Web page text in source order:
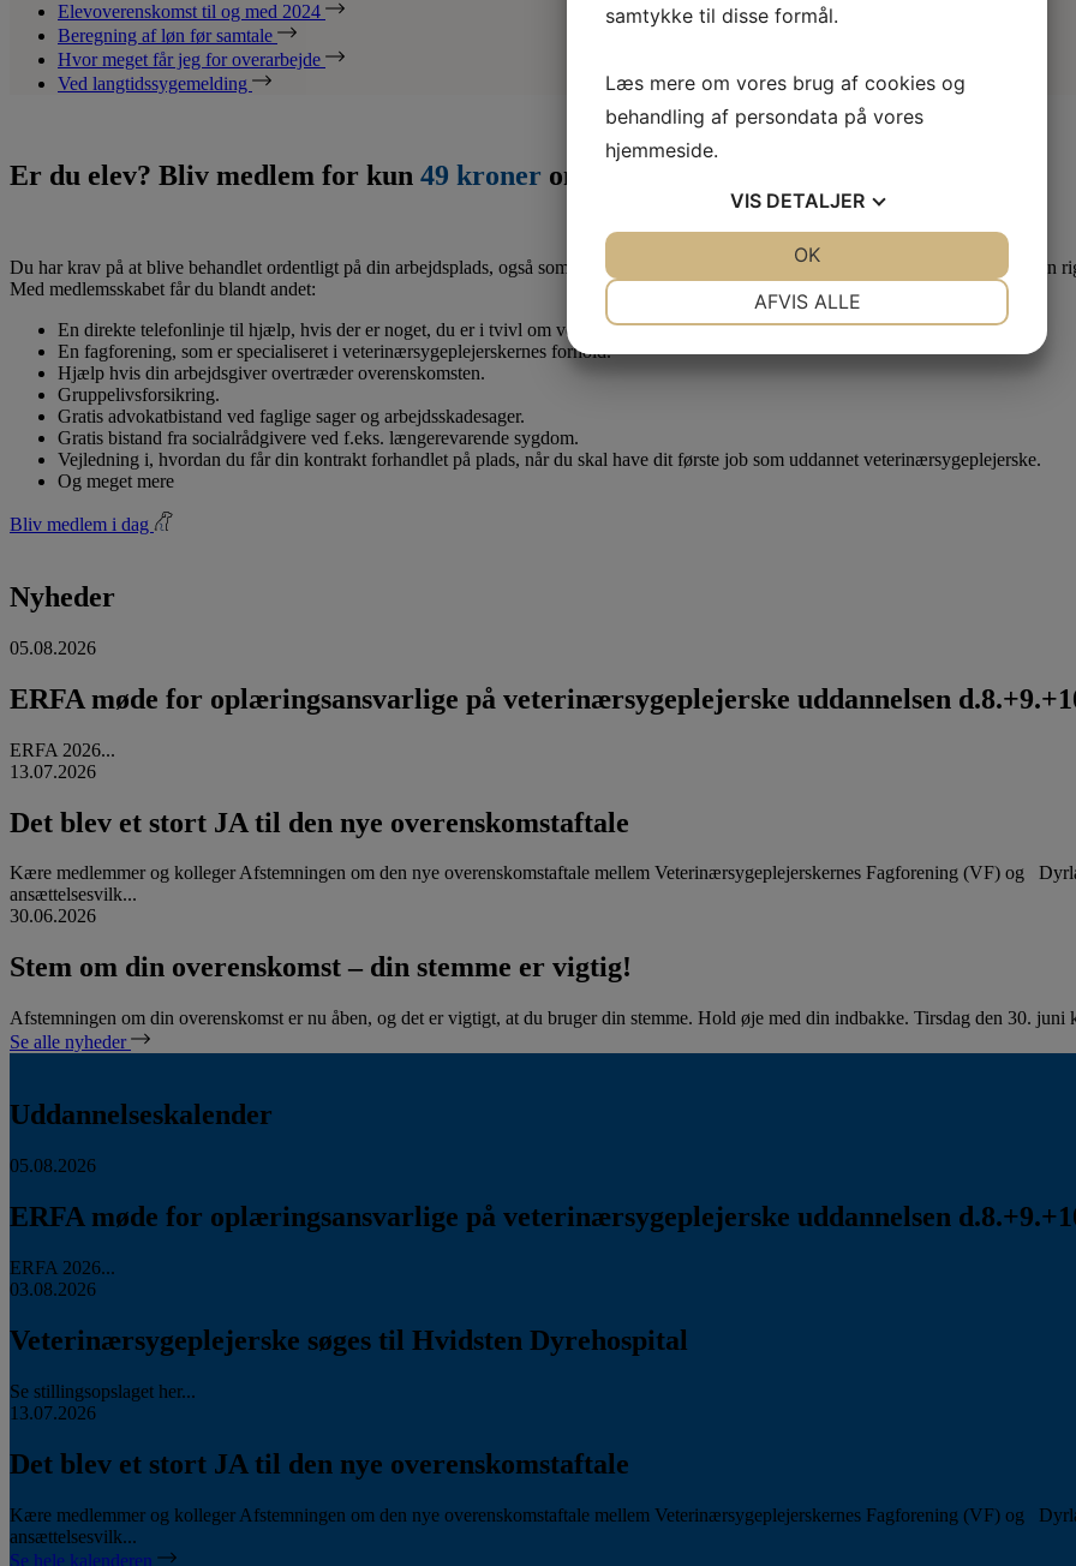
Elevoverenskomst til og med 2024
Beregning af løn før samtale
Hvor meget får jeg for overarbejde
Ved langtidssygemelding
Er du elev? Bliv medlem for kun 49 kroner om måneden
Du har krav på at blive behandlet ordentligt på din arbejdsplads, også som lærling eller elev. Derfor er det en god idé at være medlem af en
Med medlemsskabet får du blandt andet:
En direkte telefonlinje til hjælp, hvis der er noget, du er i tvivl om vedr. dine løn- og arbejdsforhold.
En fagforening, som er specialiseret i veterinærsygeplejerskernes forhold.
Hjælp hvis din arbejdsgiver overtræder overenskomsten.
Gruppelivsforsikring.
Gratis advokatbistand ved faglige sager og arbejdsskadesager.
Gratis bistand fra socialrådgivere ved f.eks. længerevarende sygdom.
Vejledning i, hvordan du får din kontrakt forhandlet på plads, når du skal have dit første job som uddannet veterinærsygeplejerske.
Og meget mere
Bliv medlem i dag
Nyheder
05.08.2026
ERFA møde for oplæringsansvarlige på veterinærsygeplejerske uddannelsen
ERFA 2026...
13.07.2026
Det blev et stort JA til den nye overenskomstaftale
Kære medlemmer og kolleger Afstemningen om den nye overenskomstaftale mellem Veterinærsygeplejerskernes Fagforening (VF) og
ansættelsesvilk...
30.06.2026
Stem om din overenskomst – din stemme er vigtig!
Afstemningen om din overenskomst er nu åben, og det er vigtigt, at du bruger din stemme. Hold øje med din indbakke. Tirsdag den 30.
Se alle nyheder
Uddannelseskalender
05.08.2026
ERFA møde for oplæringsansvarlige på veterinærsygeplejerske uddannelsen
ERFA 2026...
03.08.2026
Veterinærsygeplejerske søges til Hvidsten Dyrehospital
Se stillingsopslaget her...
13.07.2026
Det blev et stort JA til den nye overenskomstaftale
Kære medlemmer og kolleger Afstemningen om den nye overenskomstaftale mellem Veterinærsygeplejerskernes Fagforening (VF) og
ansættelsesvilk...
Se hele kalenderen
samtykke til disse formål.
Læs mere om vores brug af cookies og
behandling af persondata på vores
hjemmeside.
VIS DETALJER
AFVIS ALLE
OK